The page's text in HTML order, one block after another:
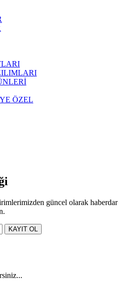
ÖZEL
güncel olarak haberdar
KAYIT OL